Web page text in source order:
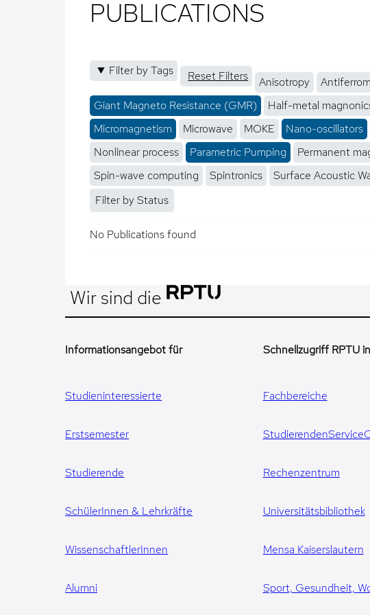
PUBLICATIONS
Filter by Tags Reset Filters Anisotropy
Giant Magneto Resistance (GMR)
Half-metal
Micromagnetism
Microwave MOKE Nano-oscillators
Nonlinear process
Parametric Pumping Permanent
Spin-wave computing
Spintronics Surface Acoustic
Filter by Status
No Publications found
Wir sind die
Informationsangebot für
Studieninteressierte
Erstsemester
Studierende
SchülerInnen & Lehrkräfte
WissenschaftlerInnen
Alumni
Schnellzugriff RPTU
Fachbereiche
Rechenzentrum
Universitätsbibliothek
Mensa Kaiserslautern
Sport, Gesundheit,